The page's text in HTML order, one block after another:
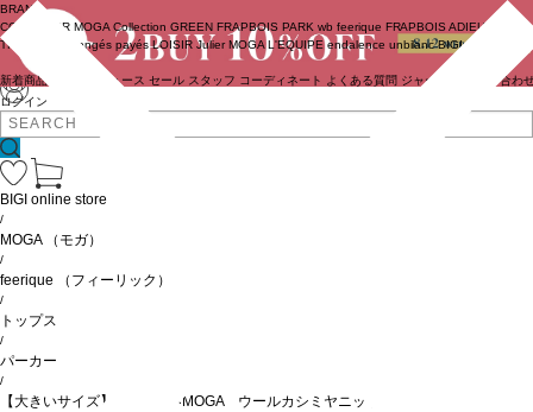
ログイン
BRAND
COUTURIER MOGA Collection GREEN FRAPBOIS PARK wb feerique FRAPBOIS ADIEU
TRISTESSE
congés payés LOISIR Julier MOGA L'EQUIPE endalence unbilanc BIGI online store
新着商品 ニュース セール スタッフ コーディネート よくある質問 ジャーナル お問い合わ
BIGI online store
/
MOGA （モガ）
/
feerique （フィーリック）
/
トップス
/
パーカー
/
【大きいサイズ】ANNUAL×MOGA ウールカシミヤニットパーカー